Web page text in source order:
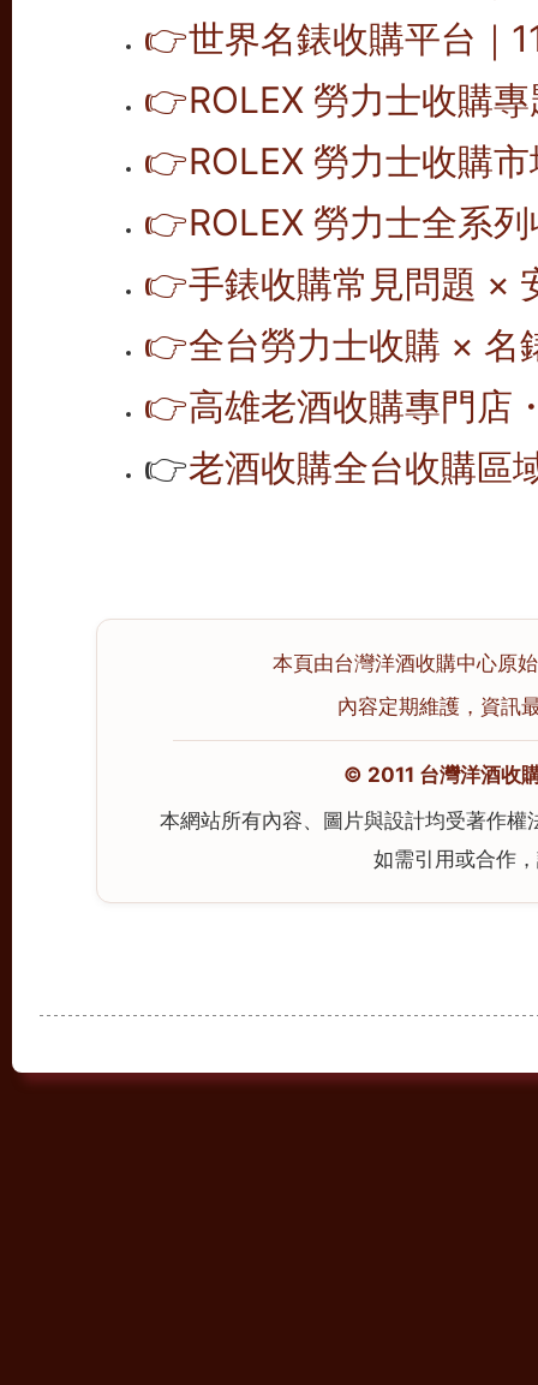
👉世界名錶收購平台｜
👉ROLEX 勞力士收購
👉ROLEX 勞力士收購
👉ROLEX 勞力士全系
👉手錶收購常見問題 ×
👉全台勞力士收購 × 名
👉高雄老酒收購專門店
👉老酒收購全台收購區
本頁由台灣洋酒收購中心原
內容定期維護，資訊
© 2011 台灣洋酒收
本網站所有內容、圖片與設計均受著作
如需引用或合作